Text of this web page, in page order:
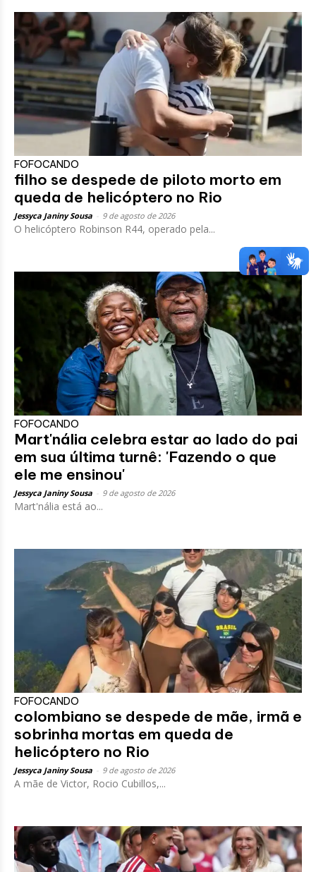
FOFOCANDO
filho se despede de piloto morto em
queda de helicóptero no Rio
Jessyca Janiny Sousa 9 de agosto de 2026
O helicóptero Robinson R44, operado pela...
FOFOCANDO
Mart'nália celebra estar ao lado do pai
em sua última turnê: 'Fazendo o que
ele me ensinou'
Jessyca Janiny Sousa 9 de agosto de 2026
Mart'nália está ao...
FOFOCANDO
colombiano se despede de mãe, irmã e
sobrinha mortas em queda de
helicóptero no Rio
Jessyca Janiny Sousa 9 de agosto de 2026
A mãe de Victor, Rocio Cubillos,...